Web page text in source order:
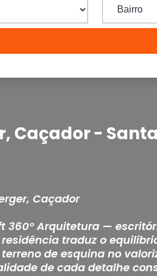
Caçador -
Caçador
360° Arquitetura —
traduz o
de esquina no
de cada detalhe